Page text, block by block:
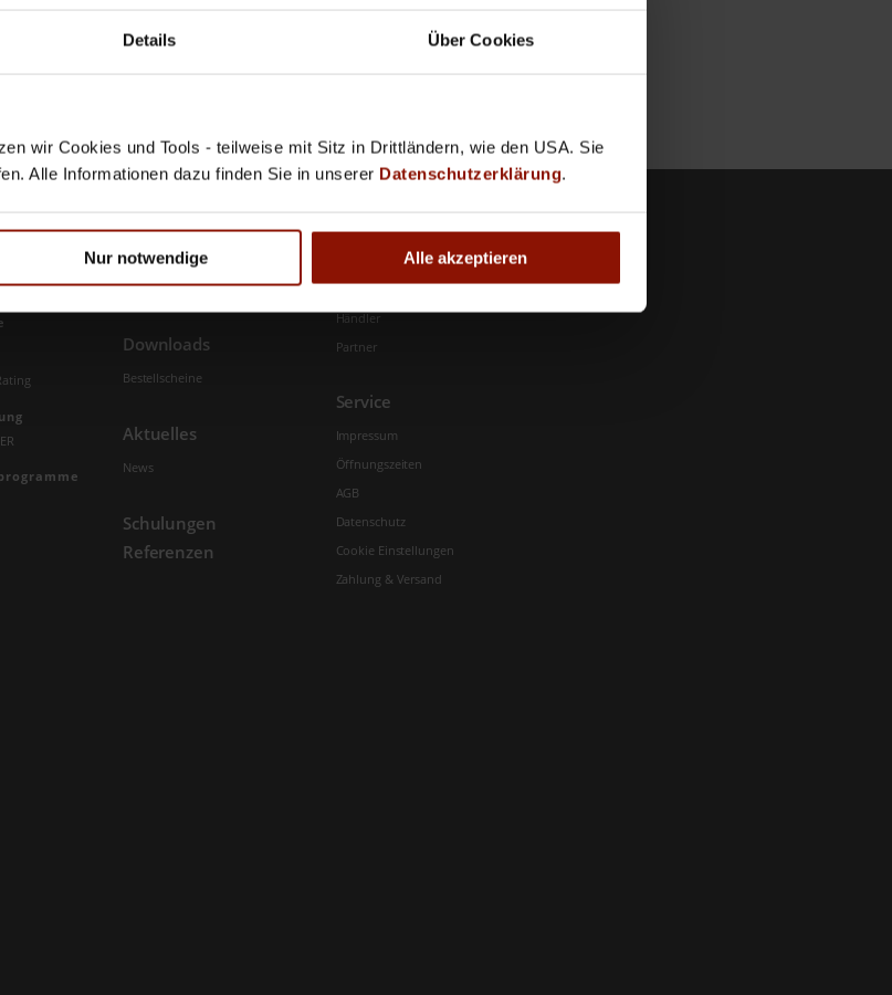
Details Über Cookies
wir Cookies und Tools - teilweise mit Sitz in Drittländern, wie den USA. Sie
Alle Informationen dazu finden Sie in unserer Datenschutzerklärung.
Nur notwendige Alle akzeptieren
Ich spare kostbare Zeit und Geld.
gerne weiter empfehlen kann!“
Schweighofer Cloud
Information
Kunden-LogIn
Downloads
Bestellscheine
Aktuelles
News
Schulungen
Referenzen
Unternehmen
Karriere
Händler
Partner
Service
Impressum
Öffnungszeiten
AGB
Datenschutz
Cookie Einstellungen
Zahlung & Versand